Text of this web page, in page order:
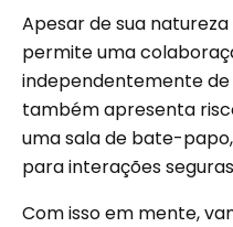
Apesar de sua
permite uma
independentemente de
também apresenta
uma sala de bate-
para interações
Com isso em mente,